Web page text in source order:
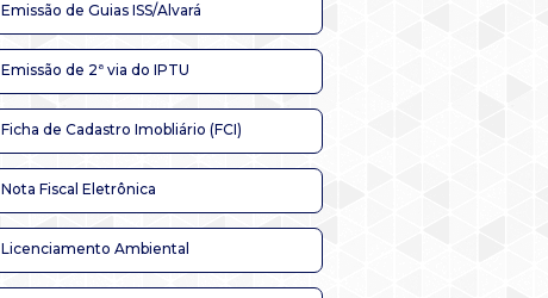
Emissão de Guias ISS/Alvará
Emissão de 2ª via do IPTU
Ficha de Cadastro Imobliário (FCI)
Nota Fiscal Eletrônica
Licenciamento Ambiental